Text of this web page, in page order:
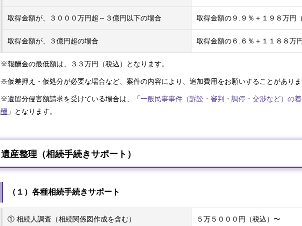
取得金額が、３０００万円超～３億円以下の場合 取得金額の９.９％＋１９８万円（
取得金額が、３億円超の場合 取得金額の６.６％＋１１８８万
※報酬金の最低額は、３３万円（税込）となります。
※仮差押え・仮処分が必要な場合など、案件の内容により、追加費用をお願いすることがありま
※遺留分侵害額請求を受けている場合は、「一般民事事件（訴訟・審判・調停・交渉など）の
酬 」となります。
遺産整理（相続手続きサポート）
（１）各種相続手続きサポート
① 相続人調査（相続関係図作成を含む） ５万５０００円（税込）〜